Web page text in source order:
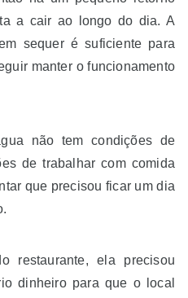
a cair ao longo do dia. A
sequer é suficiente para
manter o funcionamento
não tem condições de
de trabalhar com comida
que precisou ficar um dia
restaurante, ela precisou
dinheiro para que o local